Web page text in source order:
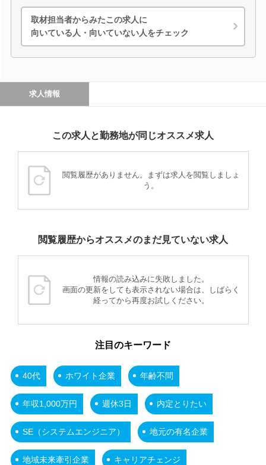
取材担当者からみたこの求人に
向いている人・向いていない人をチェック
求人情報
この求人と勤務地が同じオススメ求人
閲覧履歴がありません。まずは求人を閲覧しましょ
う。
閲覧履歴からオススメのまだ見ていない求人
情報の読み込みに失敗しました。
画面の更新をしても表示されない場合は、しばらく
経ってから再度お試しください。
注目のキーワード
40代 ホワイト企業 年齢不問
年収1,000万円 週休3日 内定とりたい
SE（システムエンジニア） 地元の有名企業
地域未来牽引企業 キャリアチェンジ